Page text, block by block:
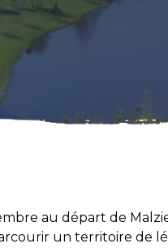
au départ de
un territoire de